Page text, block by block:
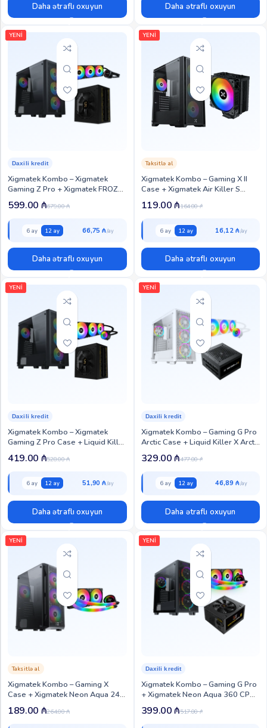
Daha ətraflı oxuyun Daha ətraflı oxuyun
YENİ
Xigmatek Kombo – Xigmatek
Gaming Z Pro + Xigmatek FROZR-
O II 360 Liquid Cooler + Titan
1200W Platinum Psu (XIG-CCP-
114)
Daxili kredit
679.00₼
599.00 ₼
6 ay 12 ay 66,75 ₼
Daha ətraflı oxuyun
YENİ
Xigmatek Kombo – Gaming X II
Case + Xigmatek Air Killer S
Cooler (XIG-CC-113)
Taksitlə al
164.00₼
119.00₼
6 ay 12 ay 16,12 ₼
Daha ətraflı oxuyun
YENİ
Xigmatek Kombo – Xigmatek
Gaming Z Pro Case + Liquid Killer
X 360 Liquid Cooler + Xigmatek
Fury 1100W Gold Psu (XIG-CCP-
115)
Daxili kredit
528.00₼
419.00 ₼
6 ay 12 ay 51,90 ₼
Daha ətraflı oxuyun
YENİ
Xigmatek Kombo – Gaming G Pro
Arctic Case + Liquid Killer X Arctic
360 Liquid Cooler + Thor T850M
V2 Psu (XIG-CCP-111)
Daxili kredit
477.00₼
329.00₼
6 ay 12 ay 46,89 ₼
Daha ətraflı oxuyun
YENİ
Xigmatek Kombo – Gaming X
Case + Xigmatek Neon Aqua 240
CPU Liquid Cooler (XIG-CC-116)
Taksitlə al
264.00₼
189.00 ₼
YENİ
Xigmatek Kombo – Gaming G Pro
+ Xigmatek Neon Aqua 360 CPU
Liquid Cooler + Xigmatek
Minotaur 850W Psu (XIG-CCP-
110)
Daxili kredit
517.00₼
399.00₼